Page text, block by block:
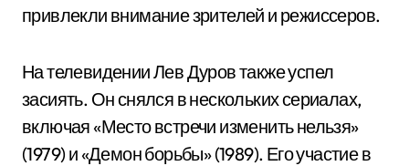
привлекли внимание зрителей и режиссеров.
На телевидении Лев Дуров также успел
засиять. Он снялся в нескольких сериалах,
включая «Место встречи изменить нельзя»
(1979) и «Демон борьбы» (1989). Его участие в